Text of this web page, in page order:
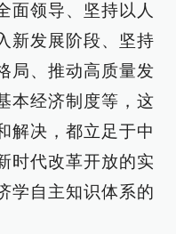
面领导、坚持以人
新发展阶段、坚持
局、推动高质量发
本经济制度等，这
解决，都立足于中
时代改革开放的实
学自主知识体系的